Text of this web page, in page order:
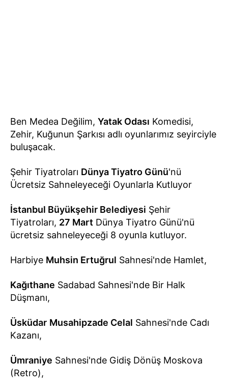
Ben Medea Değilim, Yatak Odası Komedisi,
Zehir, Kuğunun Şarkısı adlı oyunlarımız seyirciyle
buluşacak.
Şehir Tiyatroları Dünya Tiyatro Günü'nü
Ücretsiz Sahneleyeceği Oyunlarla Kutluyor
İstanbul Büyükşehir Belediyesi Şehir
Tiyatroları, 27 Mart Dünya Tiyatro Günü'nü
ücretsiz sahneleyeceği 8 oyunla kutluyor.
Harbiye Muhsin Ertuğrul Sahnesi'nde Hamlet,
Kağıthane Sadabad Sahnesi'nde Bir Halk
Düşmanı,
Üsküdar Musahipzade Celal Sahnesi'nde Cadı
Kazanı,
Ümraniye Sahnesi'nde Gidiş Dönüş Moskova
(Retro),